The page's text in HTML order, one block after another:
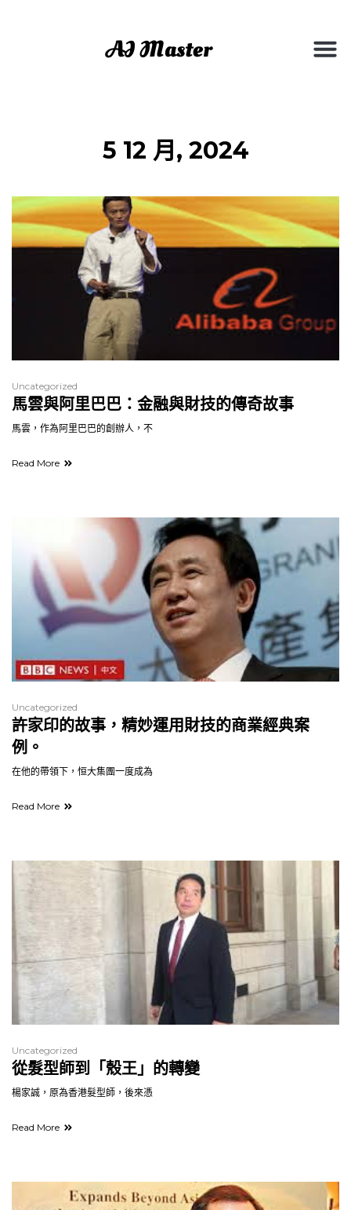
5 12 月, 2024
Uncategorized
馬雲與阿里巴巴：金融與財技的傳奇故事
馬雲，作為阿里巴巴的創辦人，不
Read More
Uncategorized
許家印的故事，精妙運用財技的商業經典案
例。
在他的帶領下，恒大集團一度成為
Read More
Uncategorized
從髮型師到「殼王」的轉變
楊家誠，原為香港髮型師，後來憑
Read More